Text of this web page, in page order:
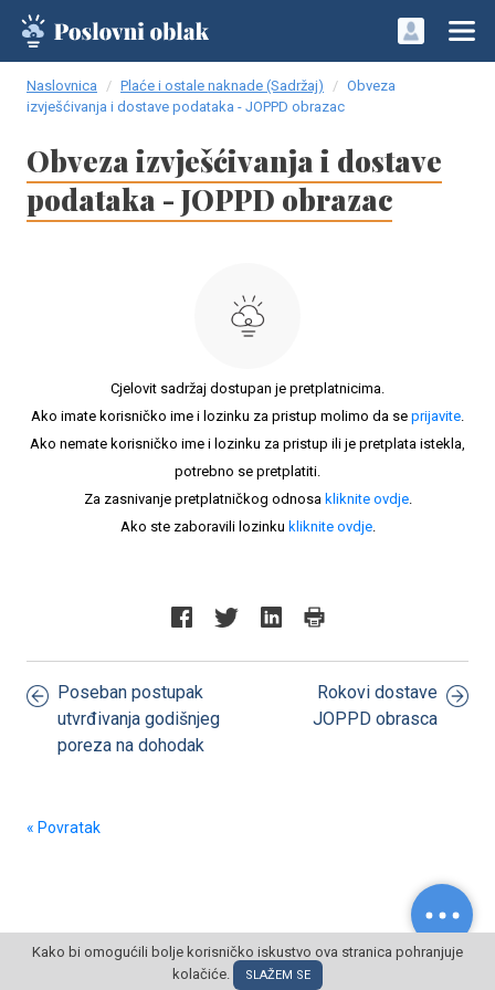
Naslovnica Plaće i ostale naknade (Sadržaj)
Obveza
izvješćivanja i dostave podataka - JOPPD obrazac
Obveza izvješćivanja i dostave
podataka - JOPPD obrazac
Cjelovit sadržaj dostupan je pretplatnicima.
Ako imate korisničko ime i lozinku za pristup molimo da se prijavite.
Ako nemate korisničko ime i lozinku za pristup ili je pretplata istekla,
potrebno se pretplatiti.
Za zasnivanje pretplatničkog odnosa kliknite ovdje.
Ako ste zaboravili lozinku kliknite ovdje.
Poseban postupak
utvrđivanja godišnjeg
poreza na dohodak
Rokovi dostave
JOPPD obrasca
« Povratak
© POSLOVNI OBLAK Sva prava pridržana
Kako bi omogućili bolje korisničko iskustvo ova stranica pohranjuje
kolačiće.
SLAŽEM SE